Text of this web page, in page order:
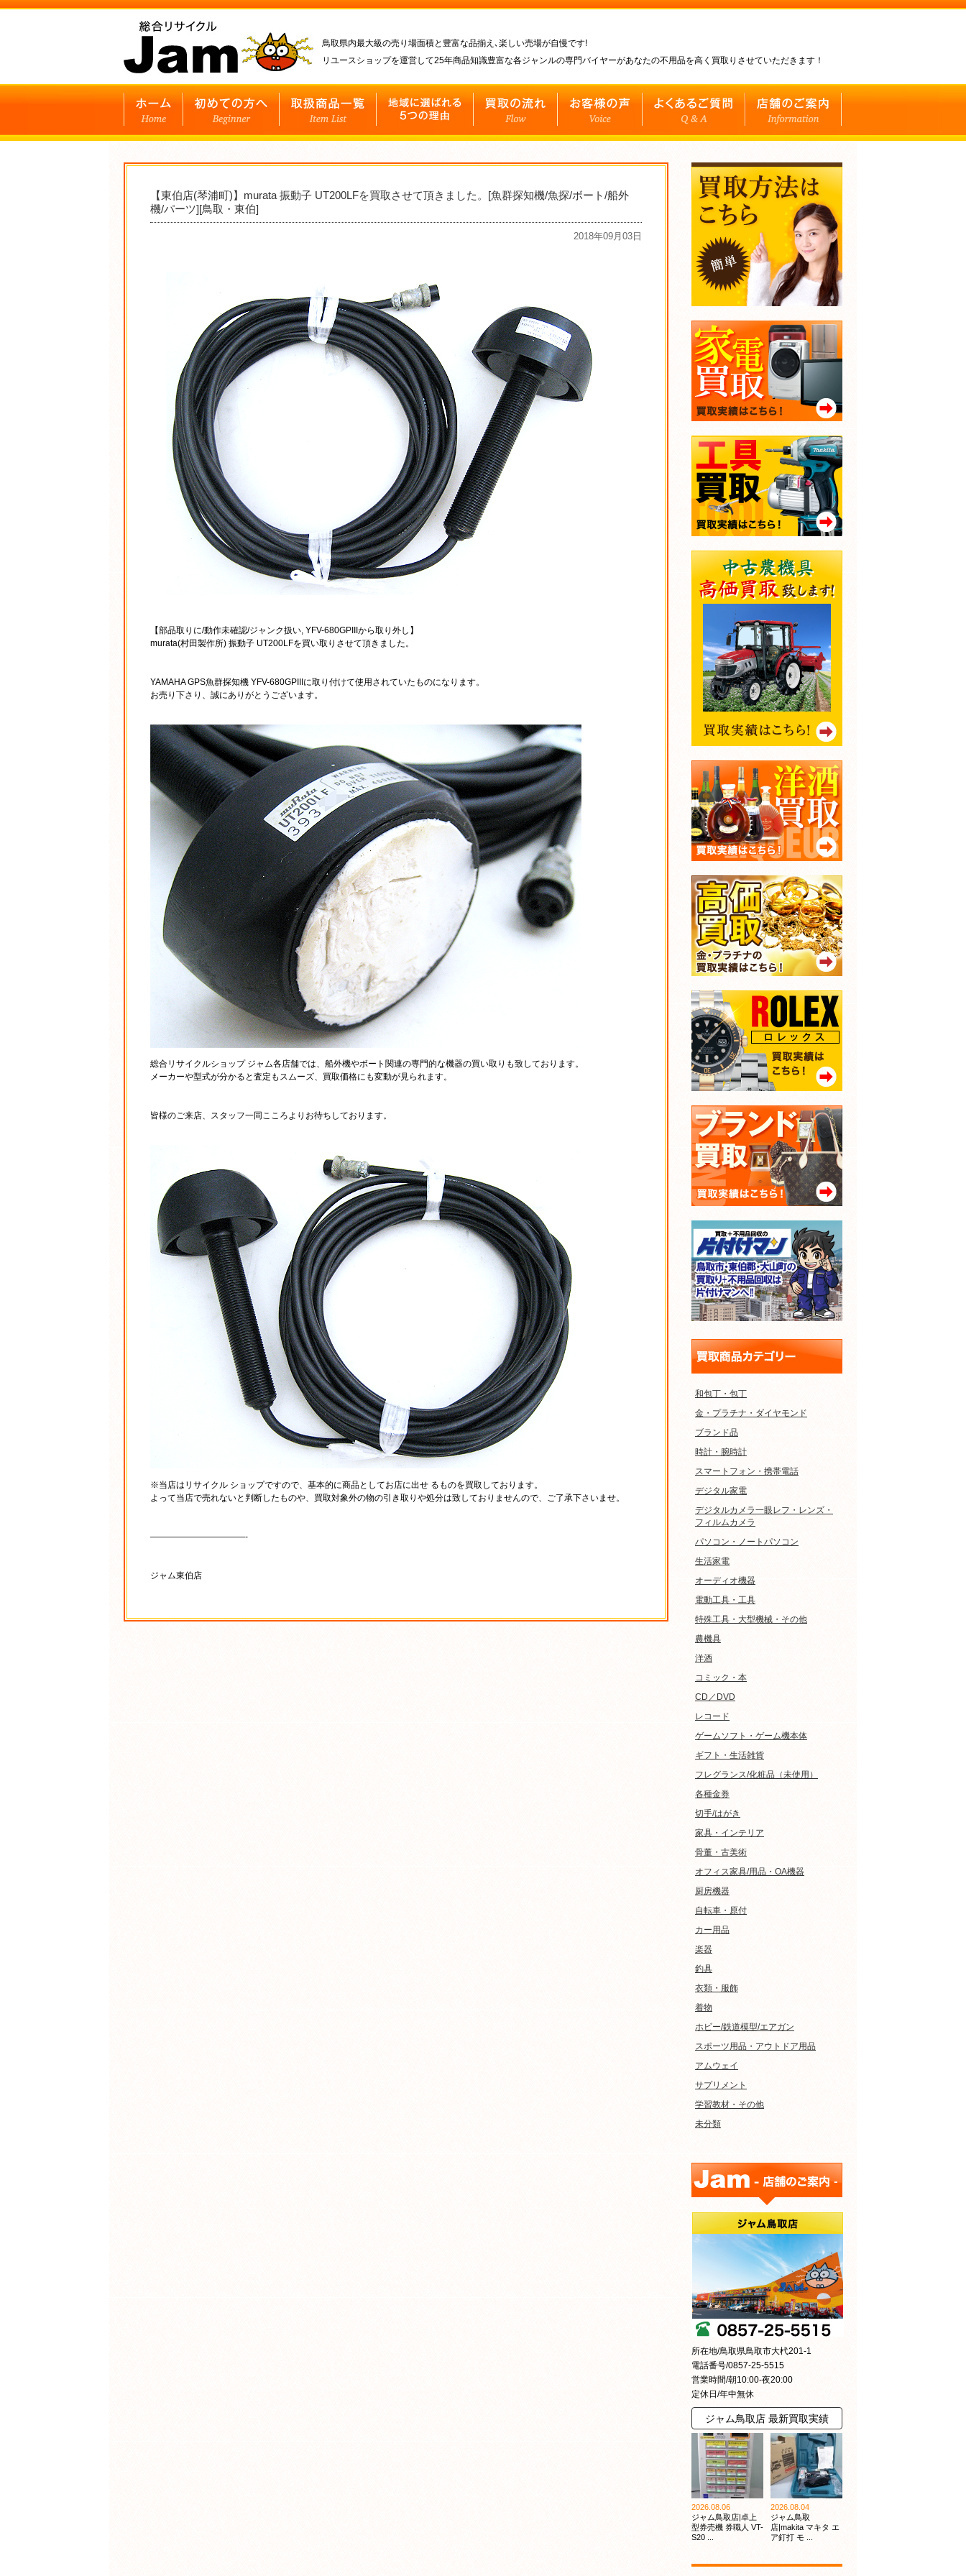
鳥取県内最大級の売り場面積と豊富な品揃え､楽しい売場が自慢です!
リユースショップを運営して25年商品知識豊富な各ジャンルの専門バイヤーがあなたの不用品を高く買取りさせていただきます！
【東伯店(琴浦町)】murata 振動子 UT200LFを買取させて頂きました。[魚群探知機/魚探/ボート/船外
機/パーツ][鳥取・東伯]
2018年09月03日
【部品取りに/動作未確認/ジャンク扱い, YFV-680GPIIIから取り外し】
murata(村田製作所) 振動子 UT200LFを買い取りさせて頂きました。
YAMAHA GPS魚群探知機 YFV-680GPIIIに取り付けて使用されていたものになります。
お売り下さり、誠にありがとうございます。
総合リサイクルショップ ジャム各店舗では、船外機やボート関連の専門的な機器の買い取りも致しております。
メーカーや型式が分かると査定もスムーズ、買取価格にも変動が見られます。
皆様のご来店、スタッフ一同こころよりお待ちしております。
※当店はリサイクル ショップですので、基本的に商品としてお店に出せ るものを買取しております。
よって当店で売れないと判断したものや、買取対象外の物の引き取りや処分は致しておりませんので、ご了承下さいませ。
———————————-
ジャム東伯店
和包丁・包丁
金・プラチナ・ダイヤモンド
ブランド品
時計・腕時計
スマートフォン・携帯電話
デジタル家電
デジタルカメラ一眼レフ・レンズ・
フィルムカメラ
パソコン・ノートパソコン
生活家電
オーディオ機器
電動工具・工具
特殊工具・大型機械・その他
農機具
洋酒
コミック・本
CD／DVD
レコード
ゲームソフト・ゲーム機本体
ギフト・生活雑貨
フレグランス/化粧品（未使用）
各種金券
切手/はがき
家具・インテリア
骨董・古美術
オフィス家具/用品・OA機器
厨房機器
自転車・原付
カー用品
楽器
釣具
衣類・服飾
着物
ホビー/鉄道模型/エアガン
スポーツ用品・アウトドア用品
アムウェイ
サプリメント
学習教材・その他
未分類
所在地/鳥取県鳥取市大杙201-1
電話番号/0857-25-5515
営業時間/朝10:00-夜20:00
定休日/年中無休
ジャム鳥取店 最新買取実績
2026.08.06
ジャム鳥取店|卓上
型券売機 券職人 VT-
S20 ...
2026.08.04
ジャム鳥取
店|makita マキタ エ
ア釘打 モ ...